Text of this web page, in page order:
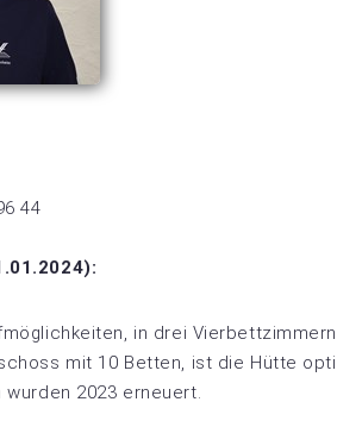
44
in drei
mit 10 Betten, ist die Hütte
wurden 2023 erneuert.